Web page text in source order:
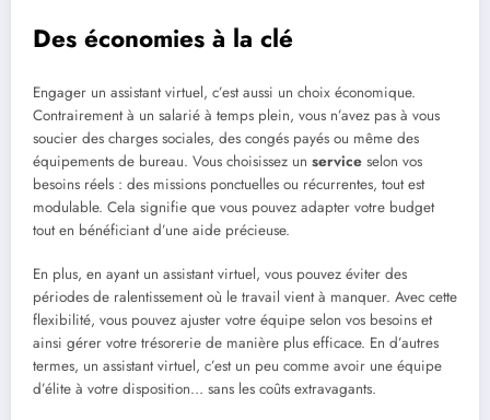
Des économies à la clé
Engager un assistant virtuel, c’est aussi un choix économique.
Contrairement à un salarié à temps plein, vous n’avez pas à vous
soucier des charges sociales, des congés payés ou même des
équipements de bureau. Vous choisissez un service selon vos
besoins réels : des missions ponctuelles ou récurrentes, tout est
modulable. Cela signifie que vous pouvez adapter votre budget
tout en bénéficiant d’une aide précieuse.
En plus, en ayant un assistant virtuel, vous pouvez éviter des
périodes de ralentissement où le travail vient à manquer. Avec cette
flexibilité, vous pouvez ajuster votre équipe selon vos besoins et
ainsi gérer votre trésorerie de manière plus efficace. En d’autres
termes, un assistant virtuel, c’est un peu comme avoir une équipe
d’élite à votre disposition… sans les coûts extravagants.